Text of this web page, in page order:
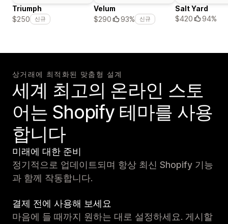
Triumph
$250
신규
Velum
$290
93% 신규
Salt Yard
$420
94%
상거래에 최적화된 맞춤형 설계
세계 최고의 온라인 스토
어는 Shopify 테마를 사용
합니다
미래에 대한 준비
정기적으로 업데이트되며 항상 최신 Shopify 기능
과 함께 작동합니다.
결제 전에 사용해 보세요
마음에 들 때까지 원하는 대로 설정하세요. 게시할